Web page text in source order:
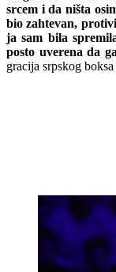
srcem i da ništa
bio zahtevan,
ja sam bila
posto uverena da
gracija srpskog boksa